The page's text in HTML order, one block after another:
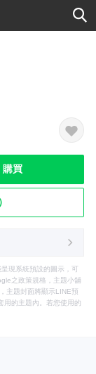
購買
現系統預設的圖示，可
之政策規格，主題小舖
主題封面將顯示LINE預
用的主題內。若您使用的